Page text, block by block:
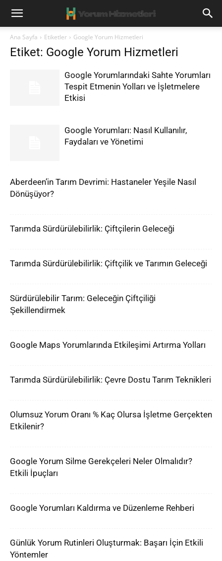
Ana Sayfa Etiketler Google Yorum Hizmetleri
Etiket: Google Yorum Hizmetleri
Google Yorumlarındaki Sahte Yorumları
Tespit Etmenin Yolları ve İşletmelere
Etkisi
Google Yorumları: Nasıl Kullanılır,
Faydaları ve Yönetimi
Aberdeen’in Tarım Devrimi: Hastaneler Yeşile Nasıl
Dönüşüyor?
Tarımda Sürdürülebilirlik: Çiftçilerin Geleceği
Tarımda Sürdürülebilirlik: Çiftçilik ve Tarımın Geleceği
Sürdürülebilir Tarım: Geleceğin Çiftçiliği
Şekillendirmek
Google Maps Yorumlarında Etkileşimi Artırma Yolları
Tarımda Sürdürülebilirlik: Çevre Dostu Tarım Teknikleri
Olumsuz Yorum Oranı % Kaç Olursa İşletme Gerçekten
Etkilenir?
Google Yorum Silme Gerekçeleri Neler Olmalıdır?
Etkili İpuçları
Google Yorumları Kaldırma ve Düzenleme Rehberi
Günlük Yorum Rutinleri Oluşturmak: Başarı İçin Etkili
Yöntemler